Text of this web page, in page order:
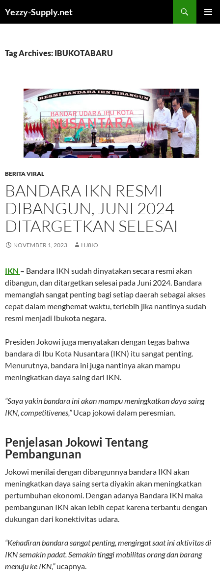
Yezzy-Supply.net
Tag Archives: IBUKOTABARU
BERITA VIRAL
BANDARA IKN RESMI
DIBANGUN, JUNI 2024
DITARGETKAN SELESAI
NOVEMBER 1, 2023 HJ8IO
IKN – Bandara IKN sudah dinyatakan secara resmi akan
dibangun, dan ditargetkan selesai pada Juni 2024. Bandara
memanglah sangat penting bagi setiap daerah sebagai akses
cepat dalam menghemat waktu, terlebih jika nantinya sudah
resmi menjadi Ibukota negara.
Presiden Jokowi juga menyatakan dengan tegas bahwa
bandara di Ibu Kota Nusantara (IKN) itu sangat penting.
Menurutnya, bandara ini juga nantinya akan mampu
meningkatkan daya saing dari IKN.
“Saya yakin bandara ini akan mampu meningkatkan daya saing
IKN, competitivenes,”Ucap jokowi dalam peresmian.
Penjelasan Jokowi Tentang
Pembangunan
Jokowi menilai dengan dibangunnya bandara IKN akan
meningkatkan daya saing serta diyakin akan meningkatkan
pertumbuhan ekonomi. Dengan adanya Bandara IKN maka
pembangunan IKN akan lebih cepat karena terbantu dengan
dukungan dari konektivitas udara.
“Kehadiran bandara sangat penting, mengingat saat ini aktivitas di
IKN semakin padat. Semakin tinggi mobilitas orang dan barang
menuju ke IKN,”ucapnya.